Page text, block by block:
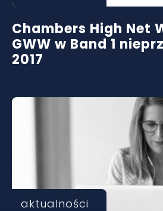
Chambers High Net
GWW w Band 1
2017
aktualności